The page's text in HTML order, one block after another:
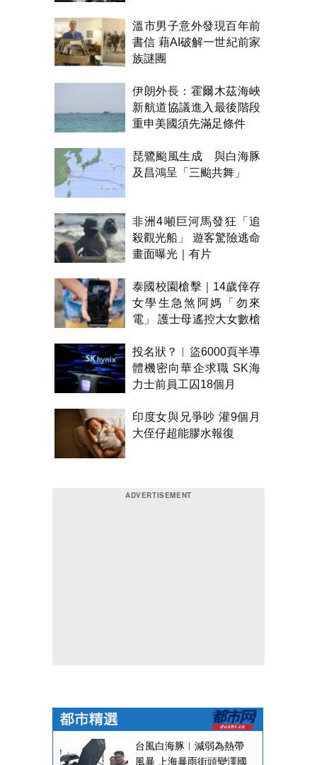
溫市男子意外發現百年前
書信 藉AI破解一世紀前家
族謎團
伊朗外長：霍爾木茲海峽
新航道協議進入最後階段
重申美國須先滿足條件
琵鷺颱風生成 與白海豚
及昌鴻呈「三颱共舞」
非洲4噸巨河馬發狂「追
殺觀光船」 遊客驚險逃命
畫面曝光｜有片
泰國校園槍擊｜14歲倖存
女學生急煞阿媽「勿來
電」 護士母遙控大女數槍
投名狀？︱盜6000頁半導
體機密向華企求職 SK海
力士前員工囚18個月
印度女與兄爭吵 灌9個月
大侄仔超能膠水報復